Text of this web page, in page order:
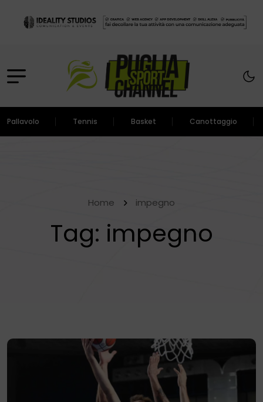
Pallavolo Tennis Basket Canottaggio
Home impegno
Tag: impegno